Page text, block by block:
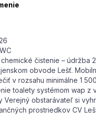
čistenie –
obvode Lešť.
v rozsahu minimálne 1
toalety systémom wap
obstarávateľ si
prostriedkov CV